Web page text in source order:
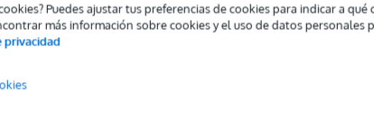
Puedes ajustar tus preferencias de cookies para indicar a
más información sobre cookies y el uso de datos personales
privacidad
una excelente claridad tonal con una facilidad de
de un diseño innovador y una fabricación de alta